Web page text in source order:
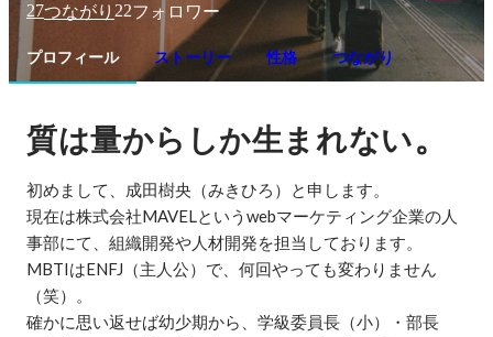
27つながり 22フォロワー
プロフィール ストーリー 性格 つながり
質は量からしか生まれない。
初めまして、成田樹央（みきひろ）と申します。
現在は株式会社MAVELというwebマーケティング企業の人
事部にて、組織開発や人材開発を担当しております。
MBTIはENFJ（主人公）で、何回やっても変わりません
（笑）。
確かに思い返せば幼少期から、学級委員長（小）・部長